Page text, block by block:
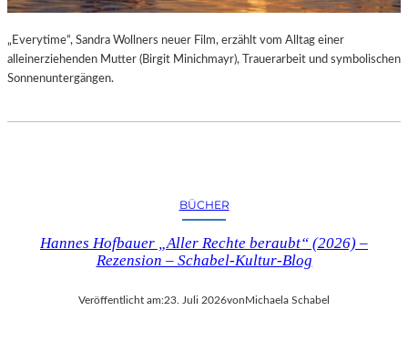
„Everytime“, Sandra Wollners neuer Film, erzählt vom Alltag einer
alleinerziehenden Mutter (Birgit Minichmayr), Trauerarbeit und symbolischen
Sonnenuntergängen.
BÜCHER
Hannes Hofbauer „Aller Rechte beraubt“ (2026) –
Rezension – Schabel-Kultur-Blog
Veröffentlicht am:23. Juli 2026vonMichaela Schabel